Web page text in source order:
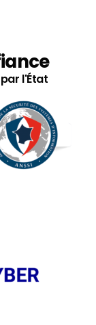
l'État